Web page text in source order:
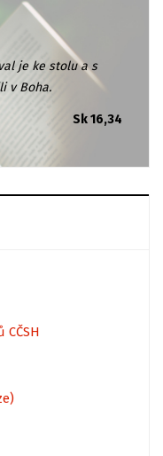
je ke stolu a s
v Boha.
Sk 16,34